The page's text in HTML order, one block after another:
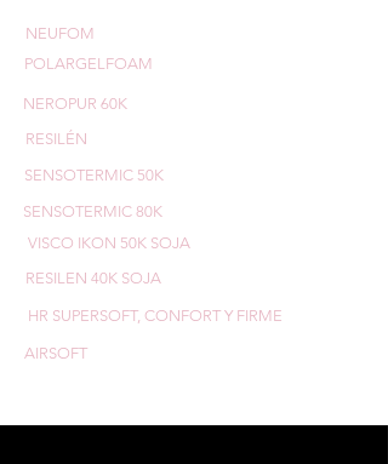
NEUFOM
POLARGELFOAM
NEROPUR 60K
RESILÉN
SENSOTERMIC 50K
SENSOTERMIC 80K
VISCO IKON 50K SOJA
RESILEN 40K SOJA
HR SUPERSOFT, CONFORT Y FIRME
AIRSOFT